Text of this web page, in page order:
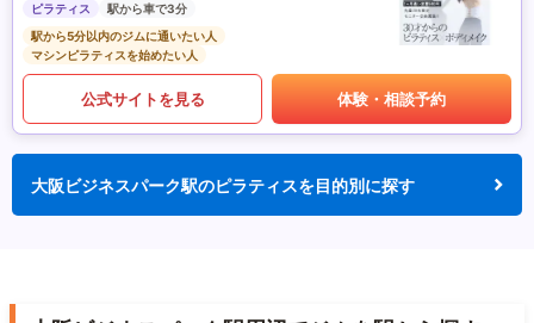
ピラティス
駅から車で3分
駅から5分以内のジムに通いたい人
マシンピラティスを始めたい人
公式サイトを見る 体験・相談予約
大阪ビジネスパーク駅のピラティスを目的別に探す